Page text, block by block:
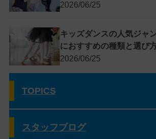
2026/06/25
キッズダンスの人気ジャ
におすすめの種類と選び
2026/06/25
TOPICS
スタッフブログ